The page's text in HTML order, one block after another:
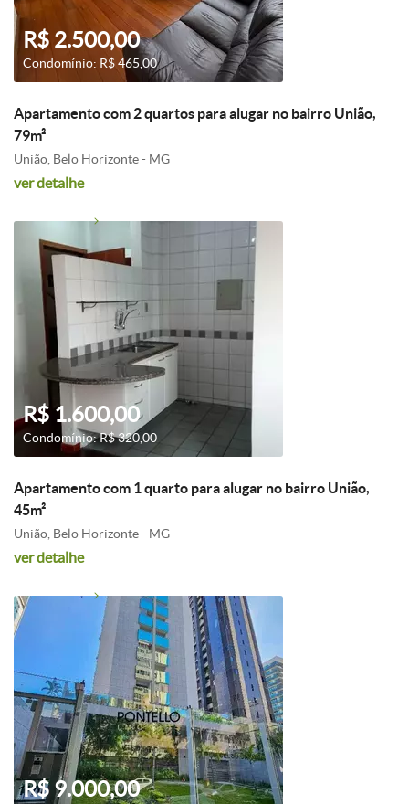
R$ 2.500,00
Condomínio: R$ 465,00
Apartamento com 2 quartos para alugar no bairro União,
79m²
União, Belo Horizonte - MG
ver detalhe
R$ 1.600,00
Condomínio: R$ 320,00
Apartamento com 1 quarto para alugar no bairro União,
45m²
União, Belo Horizonte - MG
ver detalhe
R$ 9.000,00